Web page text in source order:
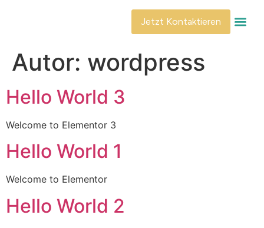
Jetzt Kontaktieren
Autor: wordpress
Hello World 3
Welcome to Elementor 3
Hello World 1
Welcome to Elementor
Hello World 2